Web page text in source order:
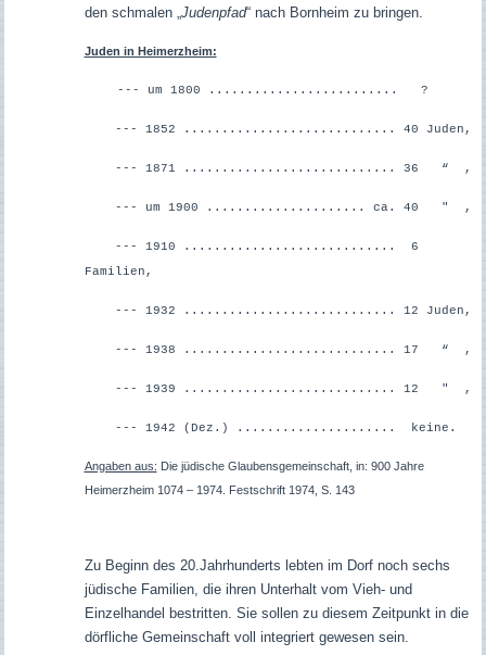
den schmalen „ Judenpfad“ nach Bornheim zu bringen.
Juden in Heimerzheim:
--- um 1800 ......................... ?
--- 1852 ............................ 40 Juden,
--- 1871 ............................ 36 “ ,
--- um 1900 ..................... ca. 40 " ,
--- 1910 ............................ 6
Familien,
--- 1932 ............................ 12 Juden,
--- 1938 ............................ 17 “ ,
--- 1939 ............................ 12 " ,
--- 1942 (Dez.) ..................... keine.
Angaben aus: Die jüdische Glaubensgemeinschaft, in: 900 Jahre
Heimerzheim 1074 – 1974. Festschrift 1974, S. 143
Zu Beginn des 20.Jahrhunderts lebten im Dorf noch sechs
jüdische Familien, die ihren Unterhalt vom Vieh- und
Einzelhandel bestritten. Sie sollen zu diesem Zeitpunkt in die
dörfliche Gemeinschaft voll integriert gewesen sein.